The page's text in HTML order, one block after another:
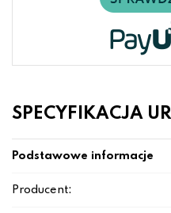
SPECYFIKACJA
Podstawowe informacje
Producent: